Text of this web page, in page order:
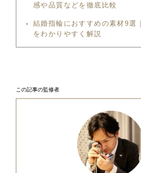
感や品質などを徹底比較
結婚指輪におすすめの素材9選
をわかりやすく解説
この記事の監修者